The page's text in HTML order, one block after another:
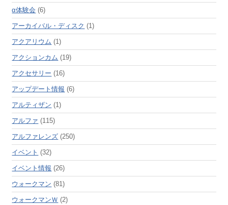
α体験会 (6)
アーカイバル・ディスク (1)
アクアリウム (1)
アクションカム (19)
アクセサリー (16)
アップデート情報 (6)
アルティザン (1)
アルファ (115)
アルファレンズ (250)
イベント (32)
イベント情報 (26)
ウォークマン (81)
ウォークマンＷ (2)